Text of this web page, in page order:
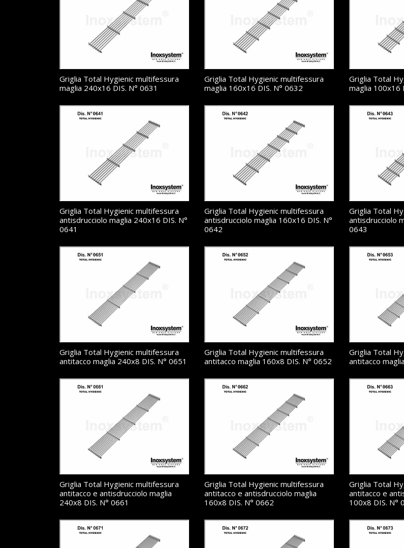
Griglia Total Hygienic multifessura
maglia 240x16 DIS. N° 0631
Griglia Total Hygienic multifessura
maglia 160x16 DIS. N° 0632
Griglia Total
maglia 100x16
Griglia Total Hygienic multifessura
antisdrucciolo maglia 240x16 DIS. N°
0641
Griglia Total Hygienic multifessura
antisdrucciolo maglia 160x16 DIS. N°
0642
Griglia Total
antisdrucciolo
0643
Griglia Total Hygienic multifessura
antitacco maglia 240x8 DIS. N° 0651
Griglia Total Hygienic multifessura
antitacco maglia 160x8 DIS. N° 0652
Griglia Total
antitacco
Griglia Total Hygienic multifessura
antitacco e antisdrucciolo maglia
240x8 DIS. N° 0661
Griglia Total Hygienic multifessura
antitacco e antisdrucciolo maglia
160x8 DIS. N° 0662
Griglia Total
antitacco e
100x8 DIS. N°